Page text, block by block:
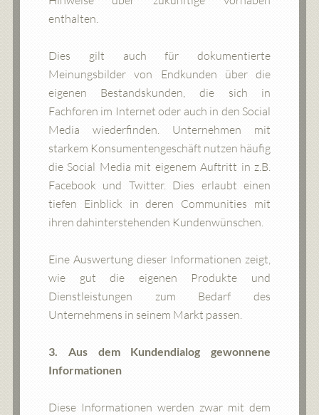
enthalten.
Dies gilt auch für dokumentierte
Meinungsbilder von Endkunden über die
eigenen Bestandskunden, die sich in
Fachforen im Internet oder auch in den Social
Media wiederfinden. Unternehmen mit
starkem Konsumentengeschäft nutzen häufig
die Social Media mit eigenem Auftritt in z.B.
Facebook und Twitter. Dies erlaubt einen
tiefen Einblick in deren Communities mit
ihren dahinterstehenden Kundenwünschen.
Eine Auswertung dieser Informationen zeigt,
wie gut die eigenen Produkte und
Dienstleistungen zum Bedarf des
Unternehmens in seinem Markt passen.
3. Aus dem Kundendialog gewonnene
Informationen
Diese Informationen werden zwar mit dem